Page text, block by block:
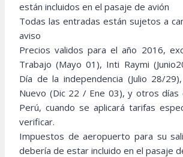
están incluidos en el pasaje de avión
Todas las entradas están sujetos a
aviso
Precios validos para el año 2016,
Trabajo (Mayo 01), Inti Raymi
Día de la independencia (Julio 28/
Nuevo (Dic 22 / Ene 03), y otros días
Perú, cuando se aplicará tarifas
verificar.
Impuestos de aeropuerto para su
debería de estar incluido en el pasaje